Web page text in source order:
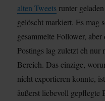
alten Tweets runter
gelöscht markiert. Es mag
gesammelte Follower,
Postings lag zuletzt eh
Bereich. Das einzige,
nicht exportieren konnte,
äußerst liebevoll gepflegte